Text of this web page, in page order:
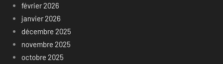
février 2026
janvier 2026
décembre 2025
novembre 2025
octobre 2025